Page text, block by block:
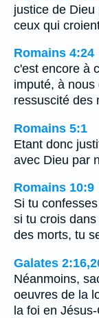
justice de
ceux qui
Romains 4:24
c'est encore à
imputé, à
ressuscité des
Romains 5:1
Etant donc
avec Dieu par
Romains 10:9
Si tu
si tu crois
des morts, tu
Galates
Néanmoins,
oeuvres de la
la foi en